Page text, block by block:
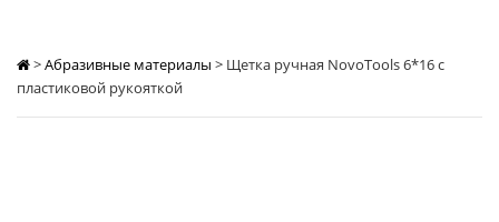
>Абразивные материалы > Щетка ручная NovoTools 6*16 c
пластиковой рукояткой